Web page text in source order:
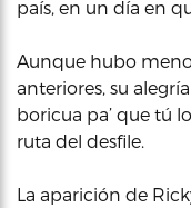
país, en un día en
Aunque hubo
anteriores, su
boricua pa’ que tú
ruta del desfile.
La aparición de